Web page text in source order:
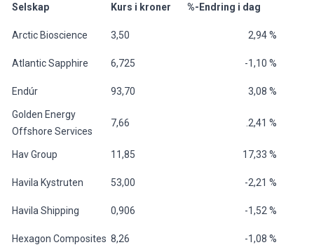
Selskap Kurs i kroner %-Endring i dag
Arctic Bioscience 3,50 2,94 %
Atlantic Sapphire 6,725 -1,10 %
Endúr 93,70 3,08 %
Golden Energy
Offshore Services
7,66 .2,41 %
Hav Group 11,85 17,33 %
Havila Kystruten 53,00 -2,21 %
Havila Shipping 0,906 -1,52 %
Hexagon Composites 8,26 -1,08 %